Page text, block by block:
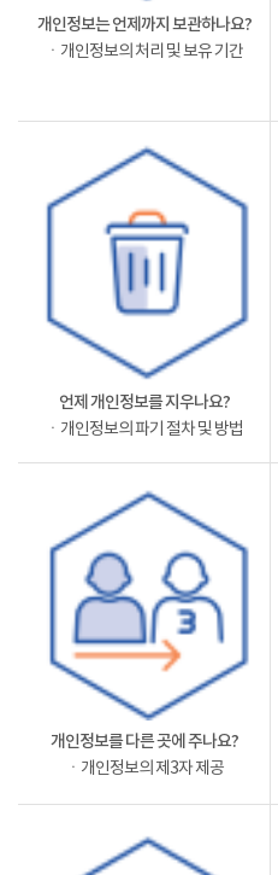
개인정보는 언제까지 보관하나요?
ㆍ개인정보의 처리 및 보유 기간
언제 개인정보를 지우나요?
ㆍ개인정보의 파기 절차 및 방법
개인정보를 다른 곳에 주나요?
ㆍ개인정보의 제3자 제공